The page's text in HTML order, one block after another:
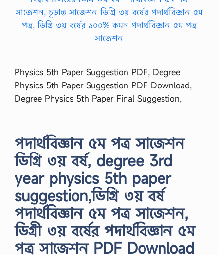
Physics 5th Paper Suggestion PDF, Degree
Physics 5th Paper Suggestion PDF Download,
Degree Physics 5th Paper Final Suggestion,
পদার্থবিজ্ঞান ৫ম পত্র সাজেশন
ডিগ্রি ৩য় বর্ষ, degree 3rd
year physics 5th paper
suggestion,ডিগ্রি ৩য় বর্ষ
পদার্থবিজ্ঞান ৫ম পত্র সাজেশন,
ডিগ্রী ৩য় বর্ষের পদার্থবিজ্ঞান ৫ম
পত্র সাজেশন PDF Download